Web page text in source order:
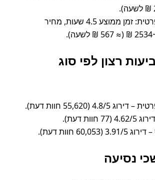
הסעה פרטית: זמן ממוצע 4.5 שעות, מחיר
רצון לפי סוג
4.8/5 (55,620 חוות דעת).
חוות דעת).
(60,053 חוות דעת).
נסיעה